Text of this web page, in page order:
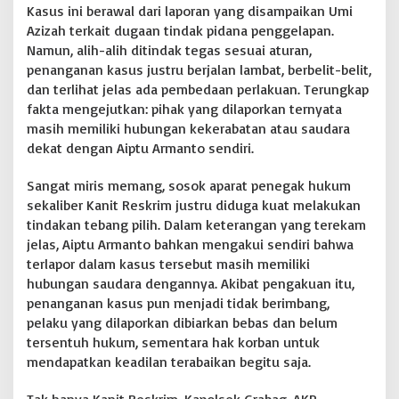
r
l
a
p
r
M
a
s
S
a
u
d
r
a
n
y
a
Kasus ini berawal dari laporan yang disampaikan Umi
Azizah terkait dugaan tindak pidana penggelapan.
Namun, alih-alih ditindak tegas sesuai aturan,
penanganan kasus justru berjalan lambat, berbelit-belit,
dan terlihat jelas ada pembedaan perlakuan. Terungkap
fakta mengejutkan: pihak yang dilaporkan ternyata
masih memiliki hubungan kekerabatan atau saudara
dekat dengan Aiptu Armanto sendiri.
Sangat miris memang, sosok aparat penegak hukum
sekaliber Kanit Reskrim justru diduga kuat melakukan
tindakan tebang pilih. Dalam keterangan yang terekam
jelas, Aiptu Armanto bahkan mengakui sendiri bahwa
terlapor dalam kasus tersebut masih memiliki
hubungan saudara dengannya. Akibat pengakuan itu,
penanganan kasus pun menjadi tidak berimbang,
pelaku yang dilaporkan dibiarkan bebas dan belum
tersentuh hukum, sementara hak korban untuk
mendapatkan keadilan terabaikan begitu saja.